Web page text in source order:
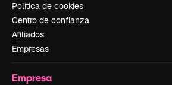
Política de cookies
Centro de confianza
Afiliados
Empresas
Empresa